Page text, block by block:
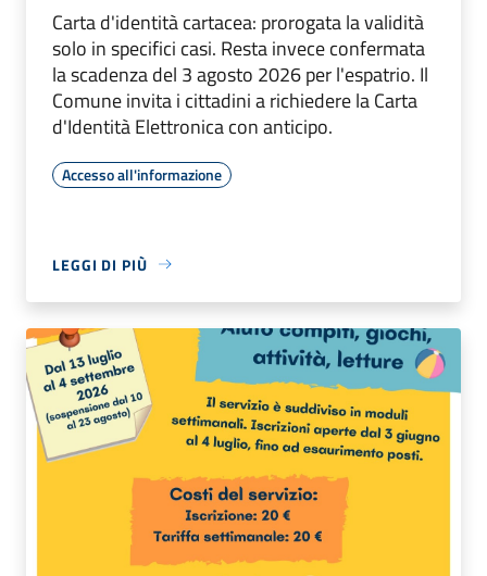
Carta d'identità cartacea: prorogata la validità
solo in specifici casi. Resta invece confermata
la scadenza del 3 agosto 2026 per l'espatrio. Il
Comune invita i cittadini a richiedere la Carta
d'Identità Elettronica con anticipo.
Accesso all'informazione
LEGGI DI PIÙ